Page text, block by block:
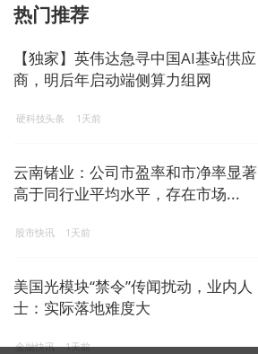
热门推荐
【独家】英伟达急寻中国AI基站供应
商，明后年启动端侧算力组网
硬科技头条 1天前
云南锗业：公司市盈率和市净率显著
高于同行业平均水平，存在市场...
股市快讯 1天前
美国光模块“禁令”传闻扰动，业内人
士：实际落地难度大
金融快讯 1天前